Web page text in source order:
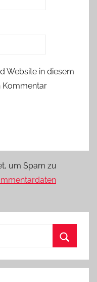
Website in diesem
Kommentar
um Spam zu